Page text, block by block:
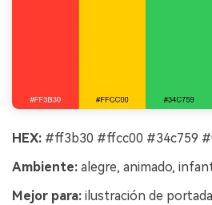
HEX: #ff3b30 #ffcc00 #34c759
Ambiente: alegre, animado,
Mejor para: ilustración de